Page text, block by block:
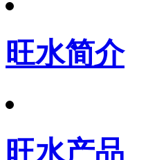
旺水简介
旺水产品